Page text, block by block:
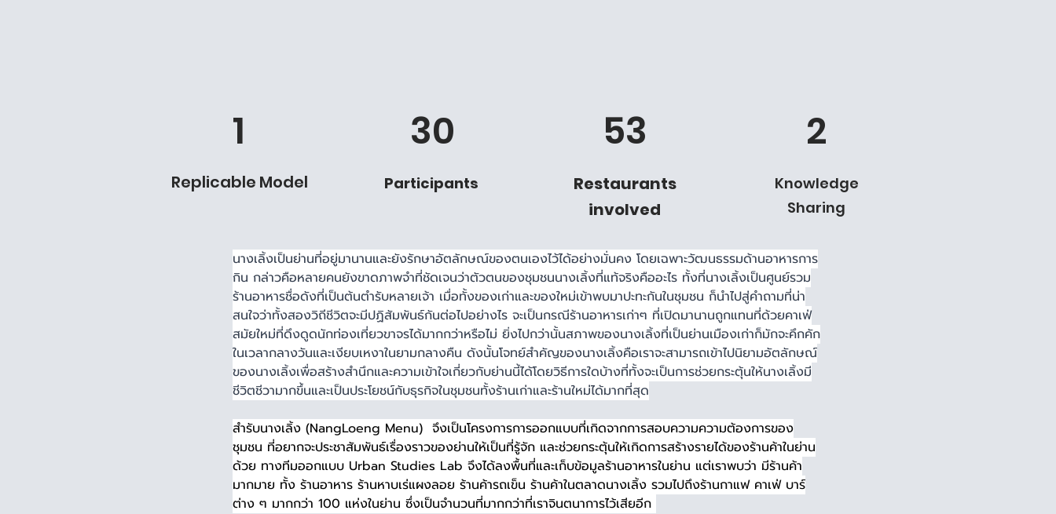
1
Replicable Model
30
Participants
53
Restaurants
involved
2
Knowledge
Sharing
นางเลิ้งเป็นย่านที่อยู่มานานและยังรักษาอัตลักษณ์ของตนเองไว้ได้อย่างมั่นคง โดยเฉพาะวัฒนธรรมด้านอาหารการ
กิน กล่าวคือหลายคนยังขาดภาพจำที่ชัดเจนว่าตัวตนของชุมชนนางเลิ้งที่แท้จริงคืออะไร ทั้งที่นางเลิ้งเป็นศูนย์รวม
ร้านอาหารชื่อดังที่เป็นต้นตำรับหลายเจ้า เมื่อทั้งของเก่าและของใหม่เข้าพบมาปะทะกันในชุมชน ก็นำไปสู่คำถามที่น่า
สนใจว่าทั้งสองวิถีชีวิตจะมีปฏิสัมพันธ์กันต่อไปอย่างไร จะเป็นกรณีร้านอาหารเก่าๆ ที่เปิดมานานถูกแทนที่ด้วยคาเฟ่
สมัยใหม่ที่ดึงดูดนักท่องเที่ยวขาจรได้มากกว่าหรือไม่ ยิ่งไปกว่านั้นสภาพของนางเลิ้งที่เป็นย่านเมืองเก่าก็มักจะคึกคัก
ในเวลากลางวันและเงียบเหงาในยามกลางคืน ดังนั้นโจทย์สำคัญของนางเลิ้งคือเราจะสามารถเข้าไปนิยามอัตลักษณ์
ของนางเลิ้งเพื่อสร้างสำนึกและความเข้าใจเกี่ยวกับย่านนี้ได้โดยวิธีการใดบ้างที่ทั้งจะเป็นการช่วยกระตุ้นให้นางเลิ้งมี
ชีวิตชีวามากขึ้นและเป็นประโยชน์กับธุรกิจในชุมชนทั้งร้านเก่าและร้านใหม่ได้มากที่สุด
สำรับนางเลิ้ง (NangLoeng Menu)  จึงเป็นโครงการการออกแบบที่เกิดจากการสอบความความต้องการของ
ชุมชน ที่อยากจะประชาสัมพันธ์เรื่องราวของย่านให้เป็นที่รู้จัก และช่วยกระตุ้นให้เกิดการสร้างรายได้ของร้านค้าในย่าน
ด้วย ทางทีมออกแบบ Urban Studies Lab จึงได้ลงพื้นที่และเก็บข้อมูลร้านอาหารในย่าน แต่เราพบว่า มีร้านค้า
มากมาย ทั้ง ร้านอาหาร ร้านหาบเร่แผงลอย ร้านค้ารถเข็น ร้านค้าในตลาดนางเลิ้ง รวมไปถึงร้านกาแฟ คาเฟ่ บาร์
ต่าง ๆ มากกว่า 100 แห่งในย่าน ซึ่งเป็นจำนวนที่มากกว่าที่เราจินตนาการไว้เสียอีก